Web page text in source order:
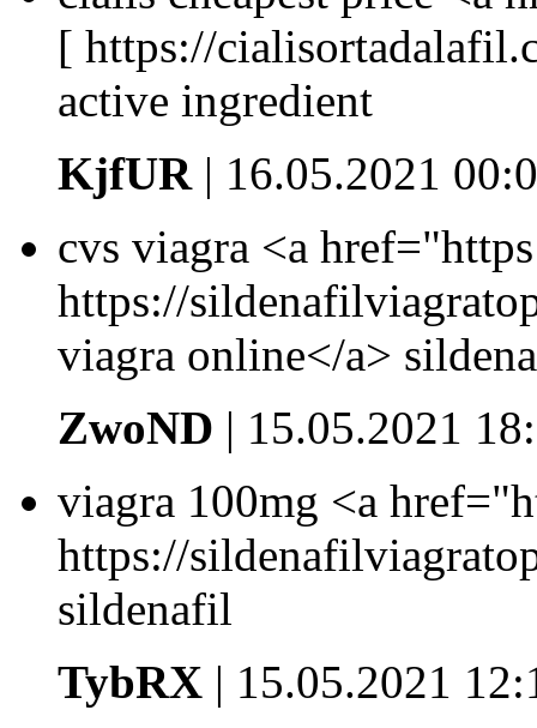
[ https://
active ingredient
KjfUR| 16.05.2021
cvs viagra <a
https://
viagra online</a>
ZwoND | 15.05.2021
viagra 100mg <a
https://
sildenafil
TybRX | 15.05.2021